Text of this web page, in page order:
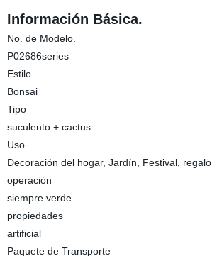
Información Básica.
No. de Modelo.
P02686series
Estilo
Bonsai
Tipo
suculento + cactus
Uso
Decoración del hogar, Jardín, Festival, regalo
operación
siempre verde
propiedades
artificial
Paquete de Transporte